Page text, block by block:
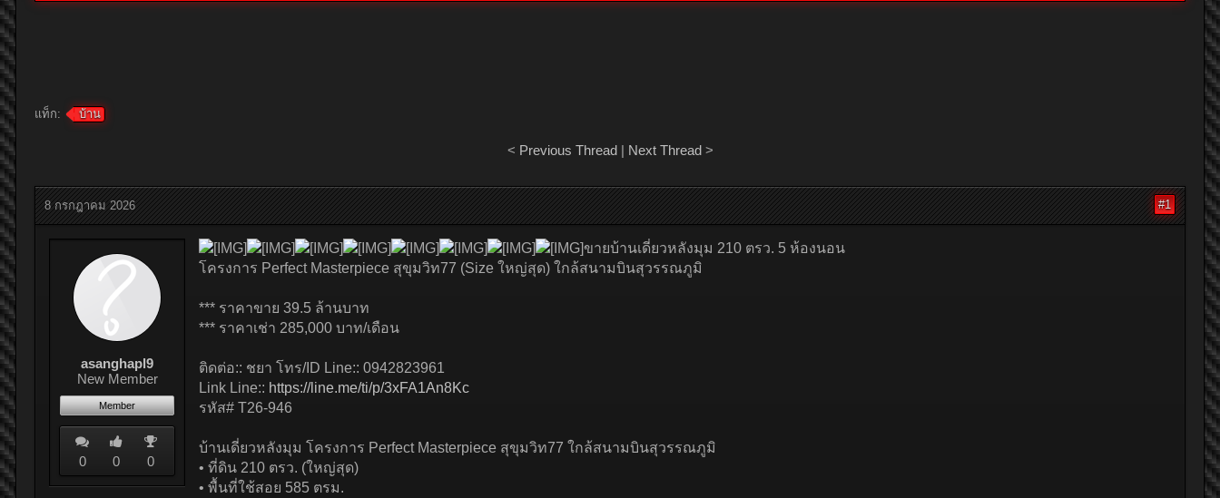
แท็ก: บ้าน
< Previous Thread| Next Thread>
8 กรกฎาคม 2026 #1
asanghapl9
New Member
Member
0 0 0
ขายบ้านเดี่ยวหลังมุม 210 ตรว. 5 ห้องนอน
โครงการ Perfect Masterpiece สุขุมวิท77 (Size ใหญ่สุด) ใกล้สนามบินสุวรรณภูมิ
*** ราคาขาย 39.5 ล้านบาท
*** ราคาเช่า 285,000 บาท/เดือน
ติดต่อ:: ชยา โทร/ID Line:: 0942823961
Link Line:: https://line.me/ti/p/3xFA1An8Kc
รหัส# T26-946
บ้านเดี่ยวหลังมุม โครงการ Perfect Masterpiece สุขุมวิท77 ใกล้สนามบินสุวรรณภูมิ
• ที่ดิน 210 ตรว. (ใหญ่สุด)
• พื้นที่ใช้สอย 585 ตรม.